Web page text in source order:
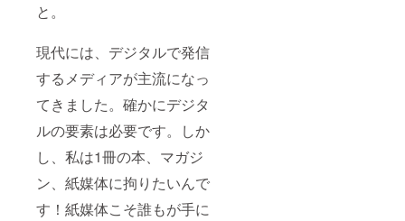
と。
現代には、デジタルで発信
するメディアが主流になっ
てきました。確かにデジタ
ルの要素は必要です。しか
し、私は1冊の本、マガジ
ン、紙媒体に拘りたいんで
す！紙媒体こそ誰もが手に